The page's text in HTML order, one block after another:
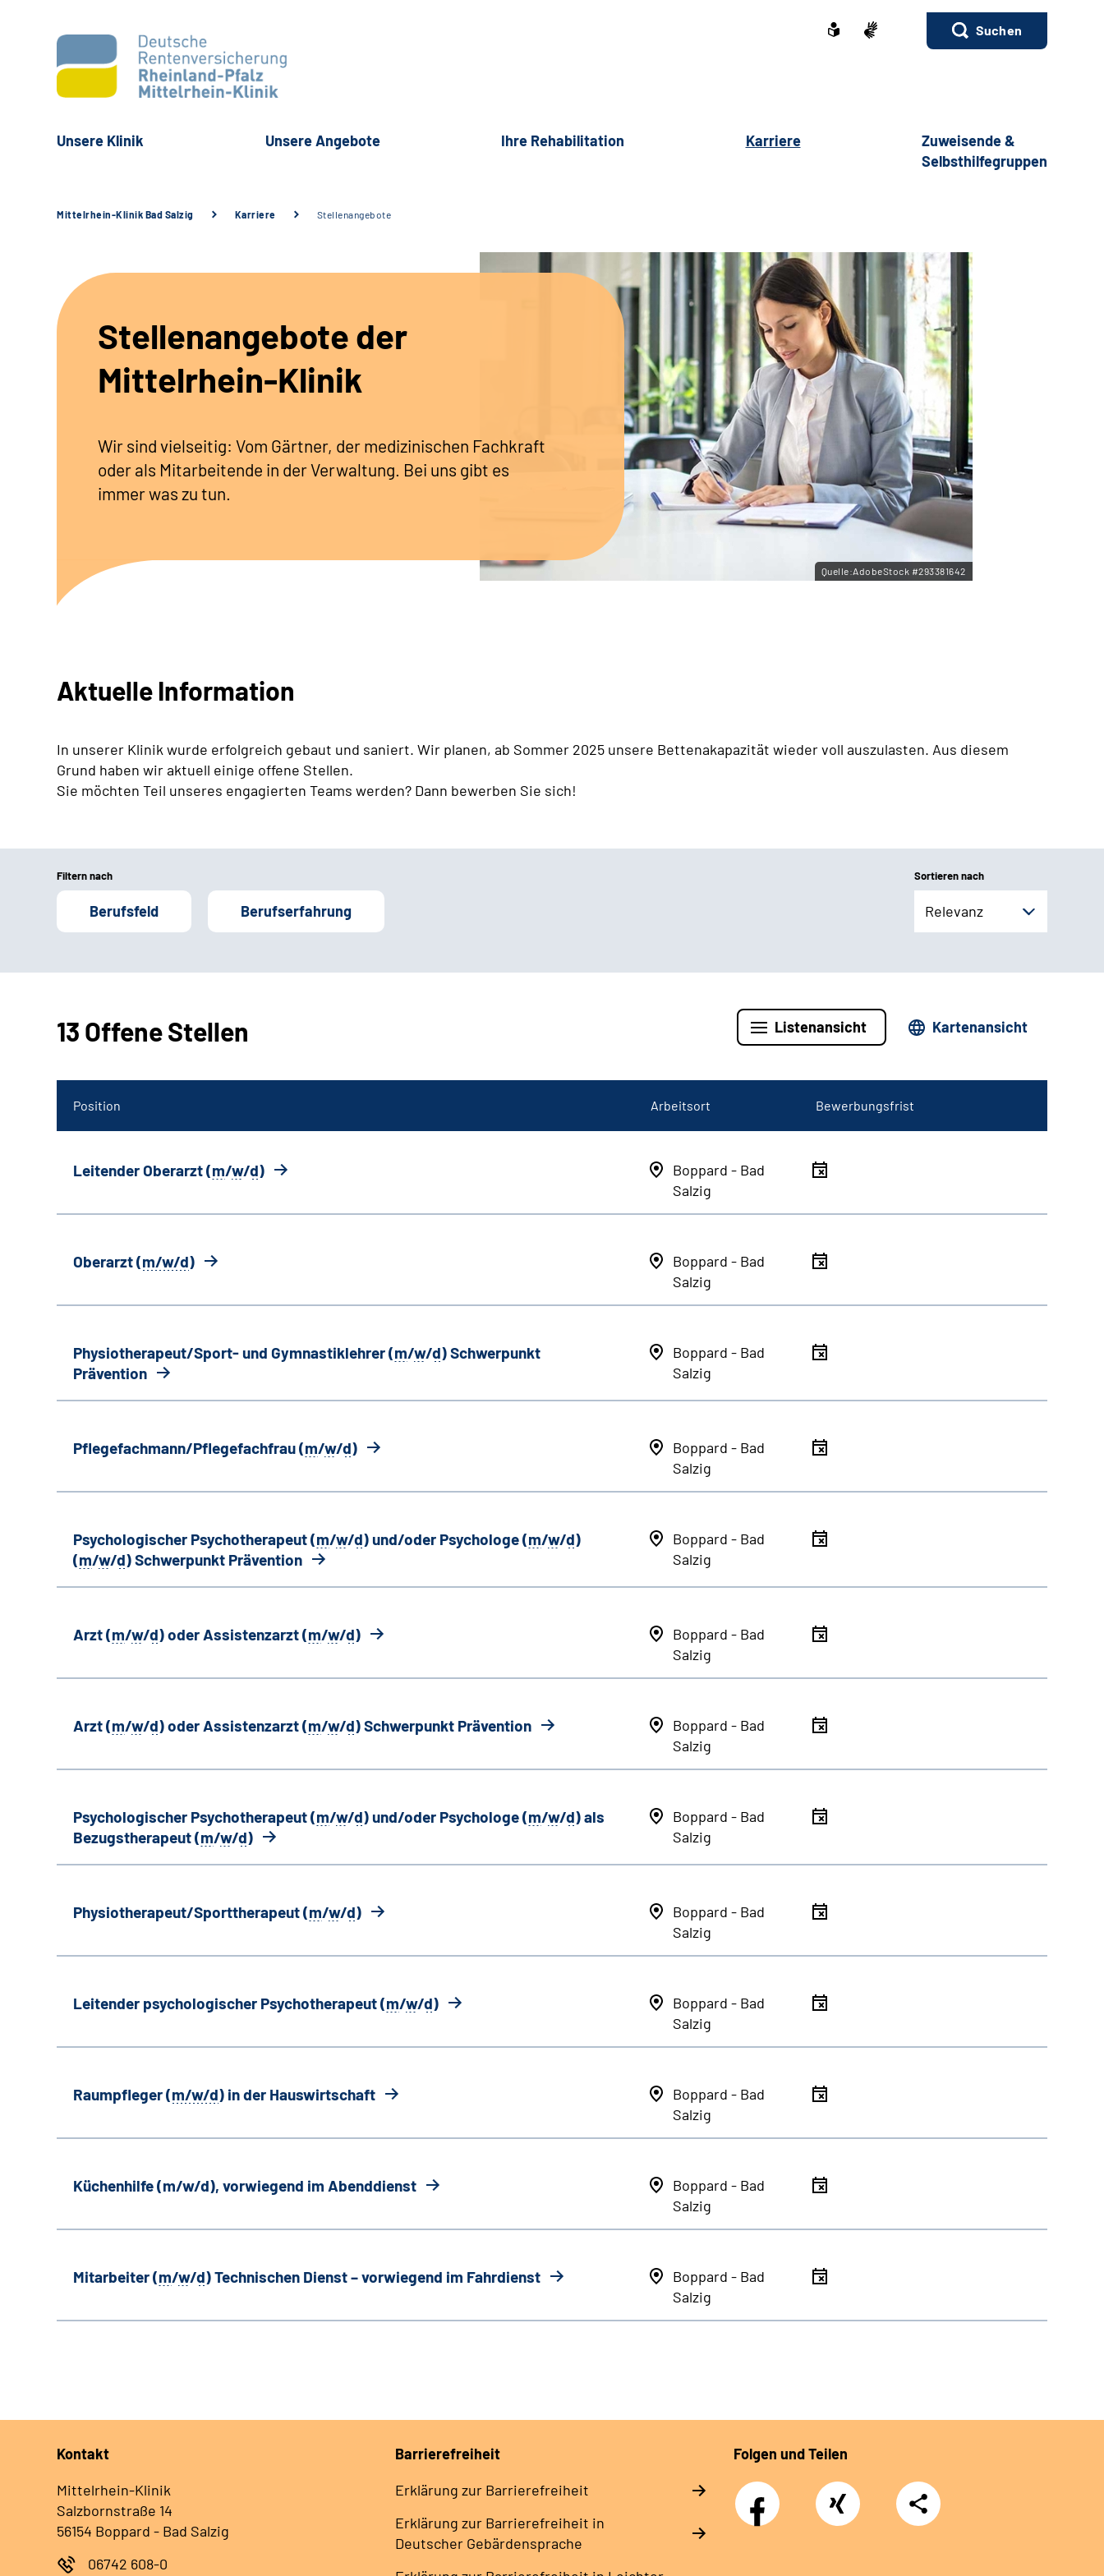
Suchen
Unsere Klinik Unsere Angebote Ihre Rehabilitation Karriere
Zuweisende &
Selbsthilfegruppen
Mittelrhein-Klinik Bad Salzig Karriere Stellenangebote
Stellenangebote der
Mittelrhein-Klinik
Wir sind vielseitig: Vom Gärtner, der medizinischen Fachkraft
oder als Mitarbeitende in der Verwaltung. Bei uns gibt es
immer was zu tun.
Quelle:AdobeStock #293381642
Aktuelle Information
In unserer Klinik wurde erfolgreich gebaut und saniert. Wir planen, ab Sommer 2025 unsere Bettenakapazität wieder voll auszulasten. Aus diesem
Grund haben wir aktuell einige offene Stellen.
Sie möchten Teil unseres engagierten Teams werden? Dann bewerben Sie sich!
Filtern nach
Berufsfeld Berufserfahrung
Sortieren nach
Relevanz
13 Offene Stellen Listenansicht Kartenansicht
Position Arbeitsort Bewerbungsfrist
Leitender Oberarzt (m/w/d)
Boppard - Bad
Salzig
Oberarzt (m/w/d)
Boppard - Bad
Salzig
Physiotherapeut/Sport- und Gymnastiklehrer (m/w/d) Schwerpunkt
Prävention
Boppard - Bad
Salzig
Pflegefachmann/Pflegefachfrau (m/w/d)
Boppard - Bad
Salzig
Psychologischer Psychotherapeut (m/w/d) und/oder Psychologe (m/w/d)
(m/w/d) Schwerpunkt Prävention
Boppard - Bad
Salzig
Arzt (m/w/d) oder Assistenzarzt (m/w/d)
Boppard - Bad
Salzig
Arzt (m/w/d) oder Assistenzarzt (m/w/d) Schwerpunkt Prävention
Boppard - Bad
Salzig
Psychologischer Psychotherapeut (m/w/d) und/oder Psychologe (m/w/d) als
Bezugstherapeut (m/w/d)
Boppard - Bad
Salzig
Physiotherapeut/Sporttherapeut (m/w/d)
Boppard - Bad
Salzig
Leitender psychologischer Psychotherapeut (m/w/d)
Boppard - Bad
Salzig
Raumpfleger (m/w/d) in der Hauswirtschaft
Boppard - Bad
Salzig
Küchenhilfe (m/w/d), vorwiegend im Abenddienst
Boppard - Bad
Salzig
Mitarbeiter (m/w/d) Technischen Dienst – vorwiegend im Fahrdienst
Boppard - Bad
Salzig
Kontakt
Mittelrhein-Klinik
Salzbornstraße 14
56154 Boppard - Bad Salzig
06742 608-0
Barrierefreiheit
Erklärung zur Barrierefreiheit
Erklärung zur Barrierefreiheit in
Deutscher Gebärdensprache
Folgen und Teilen
Facebook Xing
Teilen